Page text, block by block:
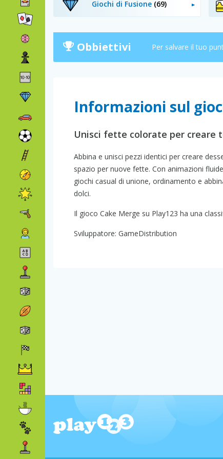
Giochi di Fusione (69)
Obbiettivi Per salvare il tuo
Informazioni sul
Unisci fette colorate per creare
Abbina e unisci pezzi identici per creare
spazio per nuove fette. Con animazioni
giochi casual di unione, ordinamento e
dolci.
Il gioco Cake Merge su Play123 ha una
Sviluppatore: GameDistribution